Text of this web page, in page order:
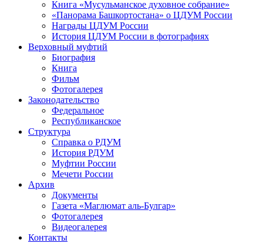
Книга «Мусульманское духовное собрание»
«Панорама Башкортостана» о ЦДУМ России
Награды ЦДУМ России
История ЦДУМ России в фотографиях
Верховный муфтий
Биография
Книга
Фильм
Фотогалерея
Законодательство
Федеральное
Республиканское
Структура
Справка о РДУМ
История РДУМ
Муфтии России
Мечети России
Архив
Документы
Газета «Маглюмат аль-Булгар»
Фотогалерея
Видеогалерея
Контакты